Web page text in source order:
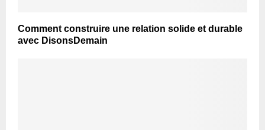
Comment construire une relation solide et durable
avec DisonsDemain